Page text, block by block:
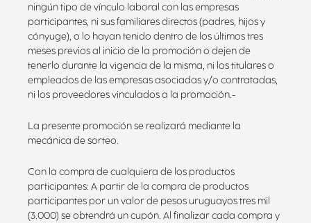
ningún tipo de vínculo laboral con las empresas
participantes, ni sus familiares directos (padres, hijos y
cónyuge), o lo hayan tenido dentro de los últimos tres
meses previos al inicio de la promoción o dejen de
tenerlo durante la vigencia de la misma, ni los titulares o
empleados de las empresas asociadas y/o contratadas,
ni los proveedores vinculados a la promoción.-
La presente promoción se realizará mediante la
mecánica de sorteo.
Con la compra de cualquiera de los productos
participantes: A partir de la compra de productos
participantes por un valor de pesos uruguayos tres mil
(3.000) se obtendrá un cupón. Al finalizar cada compra y